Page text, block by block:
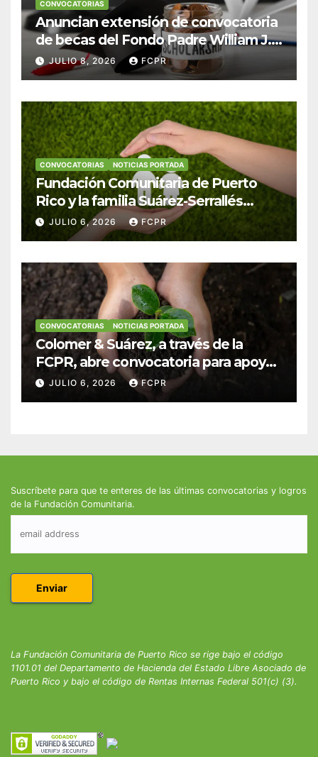
CONVOCATORIAS
Anuncian extensión de convocatoria
de becas del Fondo Padre William J.
Hendricks, SJ para estudiantes del
Colegio San Ignacio
JULIO 8, 2026 FCPR
CONVOCATORIAS NOTICIAS PORTADA
Fundación Comunitaria de Puerto
Rico y la familia Suárez-Serrallés
anuncian convocatoria para
fortalecer hogares y albergues
JULIO 6, 2026 FCPR
CONVOCATORIAS NOTICIAS PORTADA
Colomer & Suárez, a través de la
FCPR, abre convocatoria para apoyar
proyectos de seguridad alimentaria
JULIO 6, 2026 FCPR
Suscríbete para que te enteres de las últimas convocatorias y logros
de la Fundación Comunitaria.
La Fundación Comunitaria de Puerto Rico se rige bajo el código
1101.01 del Departamento de Hacienda del Estado Libre Asociado de
Puerto Rico y bajo el código de Rentas Internas Federal 501(c) (3).